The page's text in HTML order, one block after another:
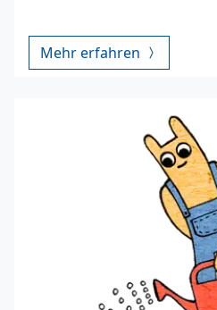
Mehr erfahren